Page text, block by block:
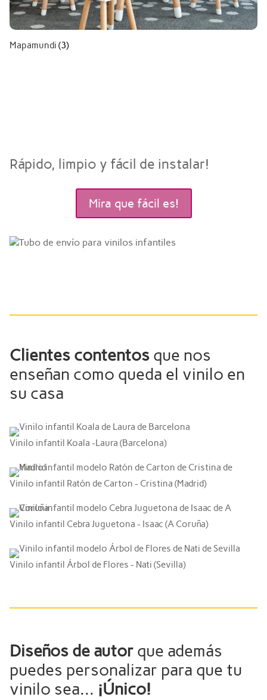
Mapamundi (3)
Rápido, limpio y fácil de instalar!
Mira que fácil es!
Clientes contentosque nos
enseñan como queda el vinilo en
su casa
Vinilo infantil Koala -Laura (Barcelona)
Vinilo infantil Ratón de Carton - Cristina (Madrid)
Vinilo infantil Cebra Juguetona - Isaac (A Coruña)
Vinilo infantil Árbol de Flores - Nati (Sevilla)
Diseños de autorque además
puedes personalizar para que tu
vinilo sea... ¡Único!